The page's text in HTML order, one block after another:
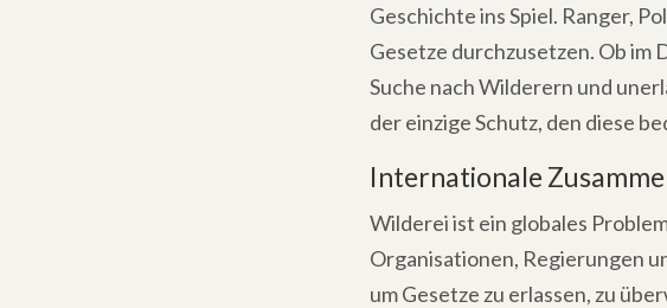
Geschichte ins Spiel. Ranger,
Gesetze durchzusetzen. Ob im
Suche nach Wilderern und
der einzige Schutz, den diese
Internationale
Wilderei ist ein globales
Organisationen, Regierungen
um Gesetze zu erlassen, zu